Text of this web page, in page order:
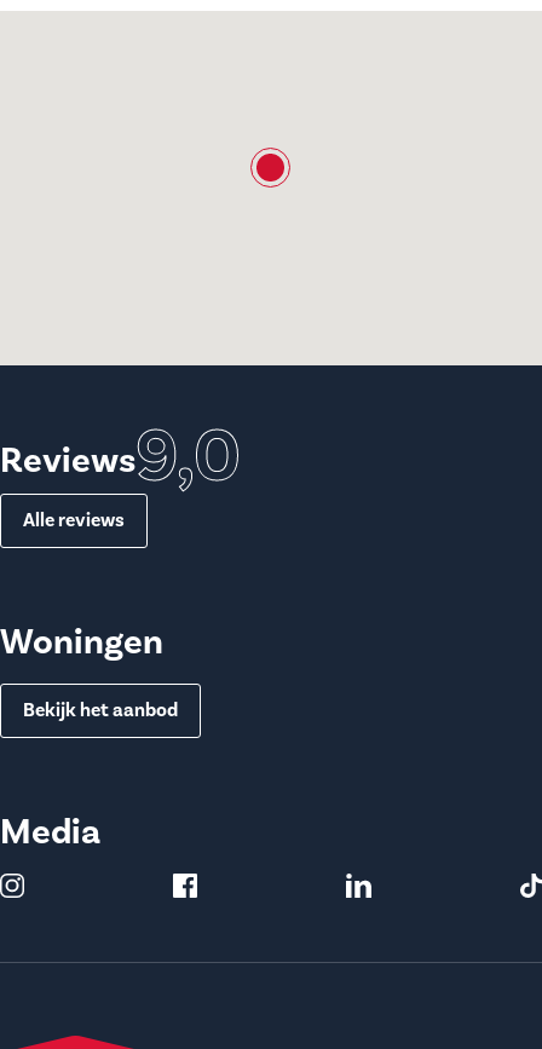
Reviews9,0
Alle reviews
Woningen
Bekijk het aanbod
Media